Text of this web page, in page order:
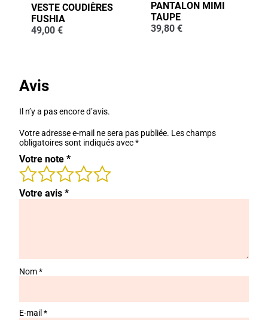
VESTE COUDIÈRES
FUSHIA
49,00 €
PANTALON MIMI
TAUPE
39,80 €
Avis
Il n’y a pas encore d’avis.
Votre adresse e-mail ne sera pas publiée. Les champs
obligatoires sont indiqués avec*
Votre note *
Votre avis *
Nom*
E-mail *